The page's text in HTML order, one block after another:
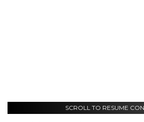
SCROLL TO RESUME